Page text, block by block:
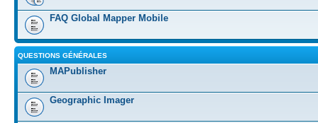
FAQ Global Mapper Mobile
QUESTIONS GÉNÉRALES
MAPublisher
Geographic Imager